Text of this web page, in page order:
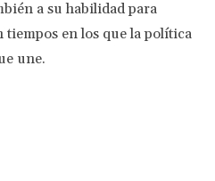
a su habilidad para
en los que la política
une.